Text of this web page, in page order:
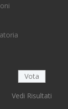
Vedi Risultati